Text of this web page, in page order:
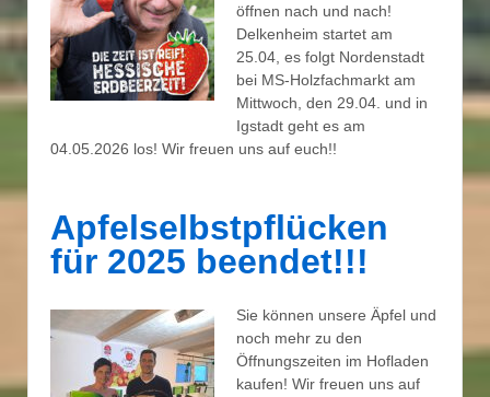
öffnen nach und nach!
Delkenheim startet am
25.04, es folgt Nordenstadt
bei MS-Holzfachmarkt am
Mittwoch, den 29.04. und in
Igstadt geht es am
04.05.2026 los! Wir freuen uns auf euch!!
Apfelselbstpflücken
für 2025 beendet!!!
Sie können unsere Äpfel und
noch mehr zu den
Öffnungszeiten im Hofladen
kaufen! Wir freuen uns auf